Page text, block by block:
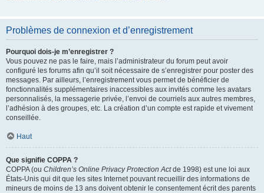
Problèmes de connexion et d’enregistrement
Pourquoi dois-je m’enregistrer ?
Vous pouvez ne pas le faire, mais l’administrateur du forum peut avoir
configuré les forums afin qu’il soit nécessaire de s’enregistrer pour poster des
messages. Par ailleurs, l’enregistrement vous permet de bénéficier de
fonctionnalités supplémentaires inaccessibles aux invités comme les avatars
personnalisés, la messagerie privée, l’envoi de courriels aux autres membres,
l’adhésion à des groupes, etc. La création d’un compte est rapide et vivement
conseillée.
Haut
Que signifie COPPA ?
COPPA (ou Children’s Online Privacy Protection Actde 1998) est une loi aux
États-Unis qui dit que les sites Internet pouvant recueillir des informations de
mineurs de moins de 13 ans doivent obtenir le consentement écrit des parents